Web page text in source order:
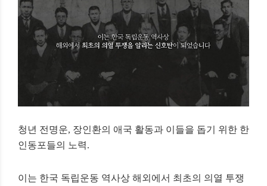
청년 전명운, 장인환의 애국 활동과 이들을 돕기 위한 한
인동포들의 노력.
이는 한국 독립운동 역사상 해외에서 최초의 의열 투쟁